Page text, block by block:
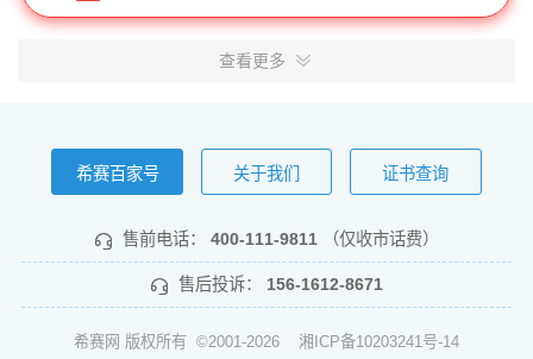
查看更多
希赛百家号 关于我们 证书查询
售前电话： 400-111-9811 （仅收市话费）
售后投诉： 156-1612-8671
希赛网 版权所有 ©2001-2026 湘ICP备10203241号-14